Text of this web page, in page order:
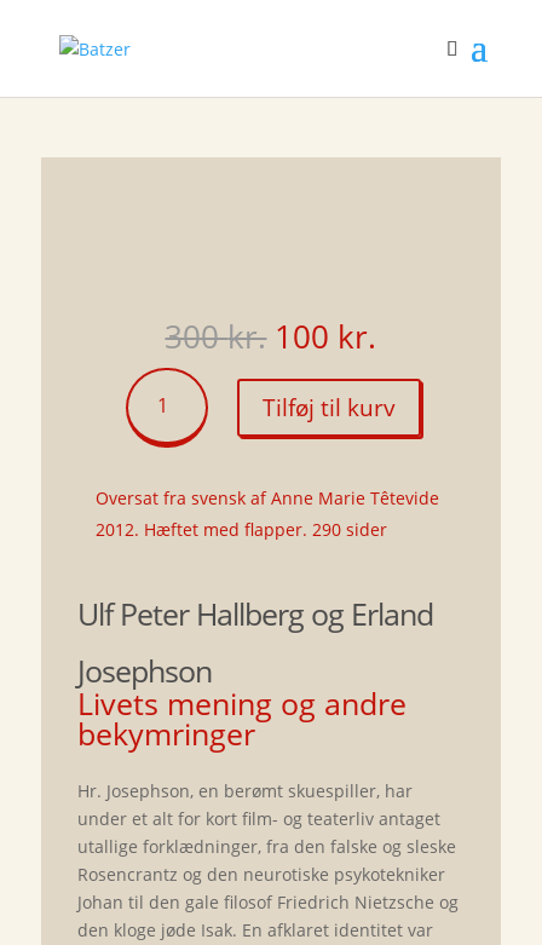
300kr. Den
oprindelige
pris
var:
300 kr..
100 kr.
pris
er:
100 kr..
Livets
mening
og
bekymringer
Tilføj til kurv
Oversat fra svensk af Anne Marie Têtevide
2012. Hæftet med flapper. 290 sider
Ulf Peter Hallberg og Erland
Josephson
Livets mening og andre
bekymringer
Hr. Josephson, en berømt skuespiller, har
under et alt for kort film- og teaterliv antaget
utallige forklædninger, fra den falske og sleske
Rosencrantz og den neurotiske psykotekniker
Johan til den gale filosof Friedrich Nietzsche og
den kloge jøde Isak. En afklaret identitet var